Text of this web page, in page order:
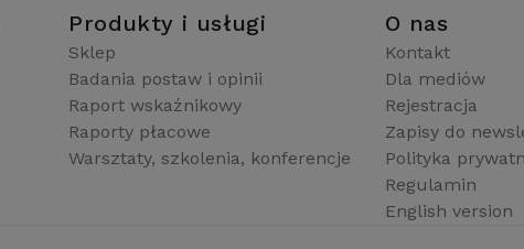
Produkty i usługi
Sklep
Badania postaw i opinii
Raport wskaźnikowy
Raporty płacowe
Warsztaty, szkolenia, konferencje
O nas
Kontakt
Dla mediów
Rejestracja
Zapisy do
Polityka
Regulamin
English version